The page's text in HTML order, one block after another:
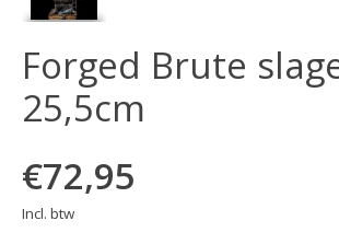
Forged Brute
25,5cm
€72,95
Incl. btw